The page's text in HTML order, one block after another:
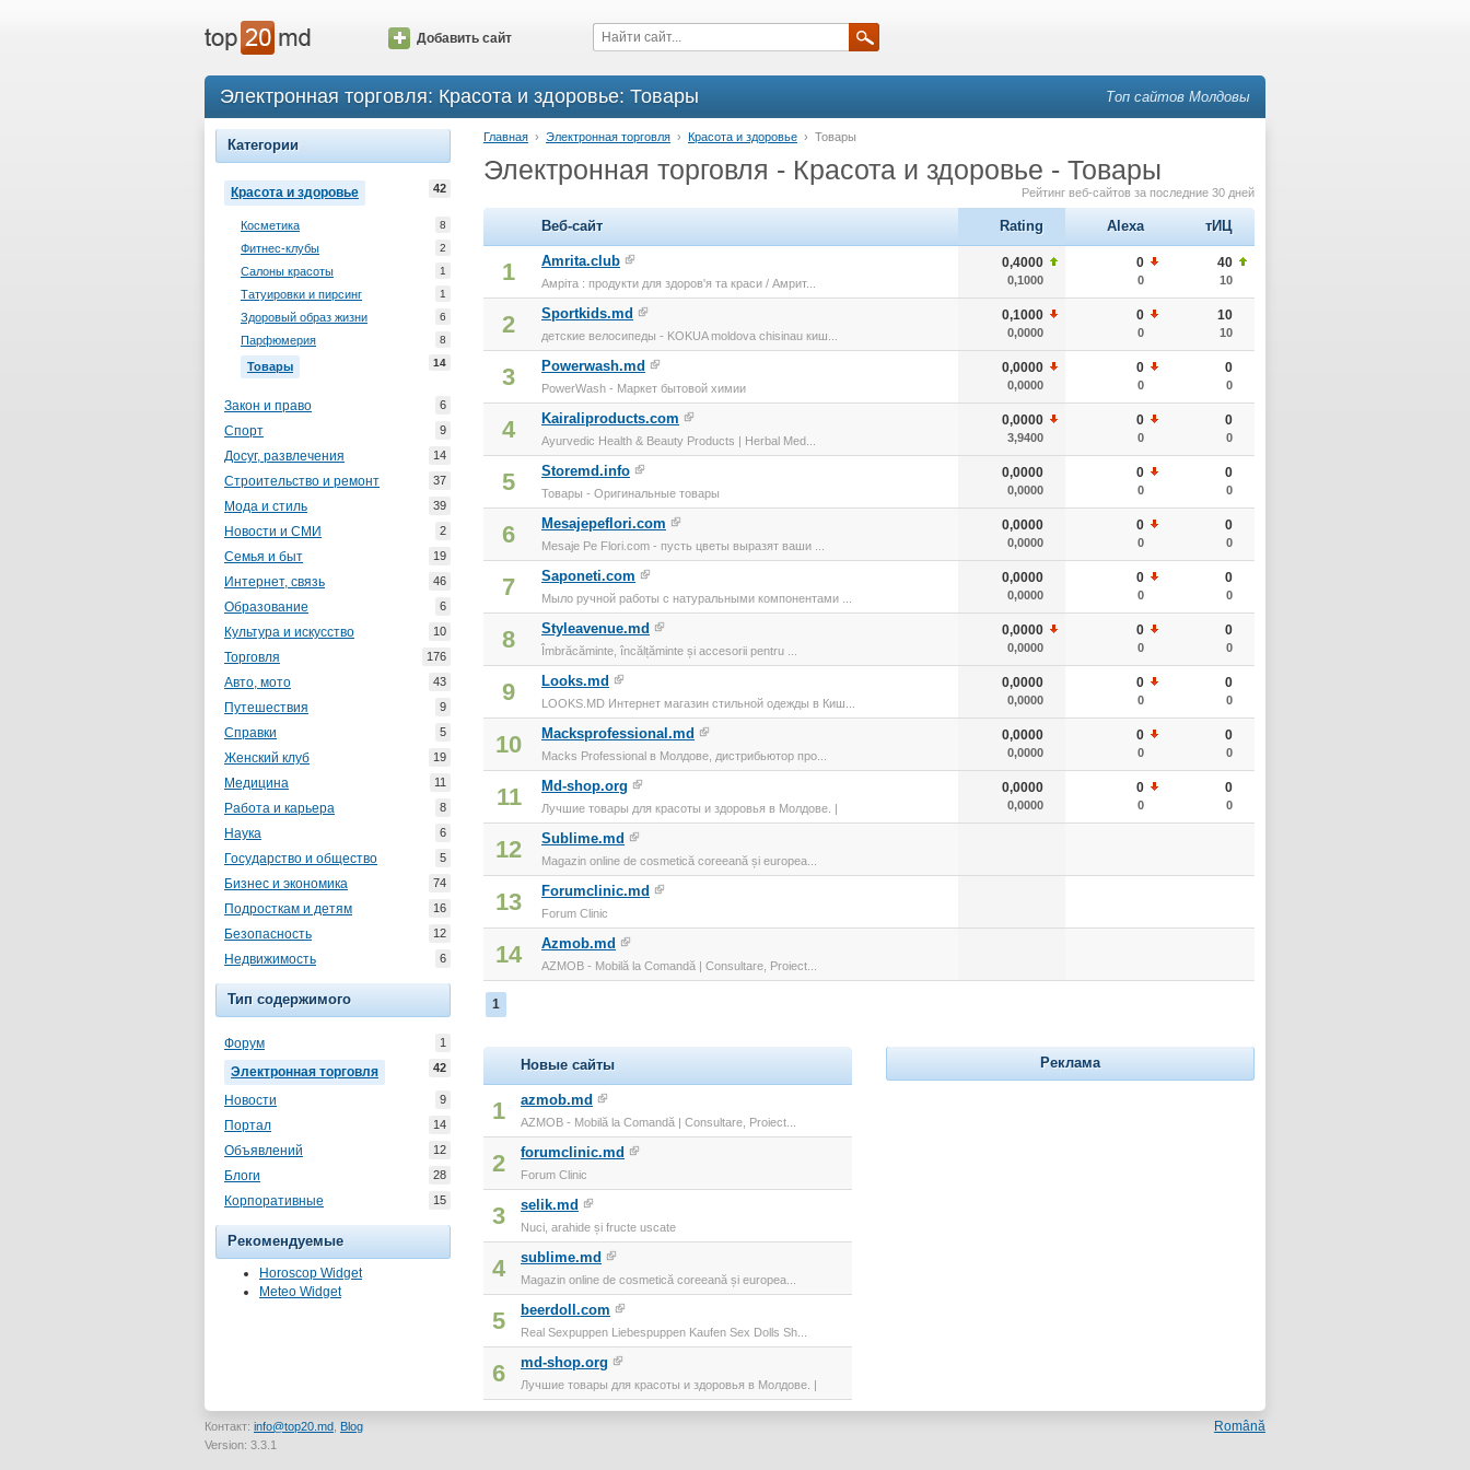
Добавить сайт
Электронная торговля: Красота и здоровье: Товары Топ сайтов Молдовы
Категории
Красота и здоровье 42
Косметика 8
Фитнес-клубы 2
Салоны красоты 1
Татуировки и пирсинг 1
Здоровый образ жизни 6
Парфюмерия 8
Товары 14
Закон и право 6
Спорт 9
Досуг, развлечения 14
Строительство и ремонт 37
Мода и стиль 39
Новости и СМИ 2
Семья и быт 19
Интернет, связь 46
Образование 6
Культура и искусство 10
Торговля 176
Авто, мото 43
Путешествия 9
Справки 5
Женский клуб 19
Медицина 11
Работа и карьера 8
Наука 6
Государство и общество 5
Бизнес и экономика 74
Подросткам и детям 16
Безопасность 12
Недвижимость 6
Тип содержимого
Форум 1
Электронная торговля 42
Новости 9
Портал 14
Объявлений 12
Блоги 28
Корпоративные 15
Рекомендуемые
Horoscop Widget
Meteo Widget
Главная › Электронная торговля › Красота и здоровье › Товары
Электронная торговля - Красота и здоровье - Товары
Рейтинг веб-сайтов за последние 30 дней
Веб-сайт Rating Alexa тИЦ
1 Amrita.club
Амрiта : продукти для здоров'я та краси / Амрит...
0,4000
0,1000
0
0
40
10
2 Sportkids.md
детские велосипеды - KOKUA moldova chisinau киш...
0,1000
0,0000
0
0
10
10
3 Powerwash.md
PowerWash - Маркет бытовой химии
0,0000
0,0000
0
0
0
0
4 Kairaliproducts.com
Ayurvedic Health & Beauty Products | Herbal Med...
0,0000
3,9400
0
0
0
0
5 Storemd.info
Товары - Оригинальные товары
0,0000
0,0000
0
0
0
0
6 Mesajepeflori.com
Mesaje Pe Flori.com - пусть цветы выразят ваши ...
0,0000
0,0000
0
0
0
0
7 Saponeti.com
Мыло ручной работы с натуральными компонентами ...
0,0000
0,0000
0
0
0
0
8 Styleavenue.md
Îmbrăcăminte, încălțăminte și accesorii pentru ...
0,0000
0,0000
0
0
0
0
9 Looks.md
LOOKS.MD Интернет магазин стильной одежды в Киш...
0,0000
0,0000
0
0
0
0
10 Macksprofessional.md
Macks Professional в Молдове, дистрибьютор про...
0,0000
0,0000
0
0
0
0
11 Md-shop.org
Лучшие товары для красоты и здоровья в Молдове. |
0,0000
0,0000
0
0
0
0
12 Sublime.md
Magazin online de cosmetică coreeană și europea...
13 Forumclinic.md
Forum Clinic
14 Azmob.md
AZMOB - Mobilă la Comandă | Consultare, Proiect...
1
Новые сайты
1 azmob.md
AZMOB - Mobilă la Comandă | Consultare, Proiect...
2 forumclinic.md
Forum Clinic
3 selik.md
Nuci, arahide și fructe uscate
4 sublime.md
Magazin online de cosmetică coreeană și europea...
5 beerdoll.com
Real Sexpuppen Liebespuppen Kaufen Sex Dolls Sh...
6 md-shop.org
Лучшие товары для красоты и здоровья в Молдове. |
Реклама
Контакт: info@top20.md Blog
Version: 3.3.1
Română